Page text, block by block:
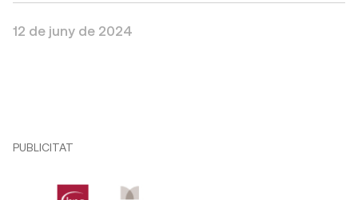
12 de juny de 2024
PUBLICITAT